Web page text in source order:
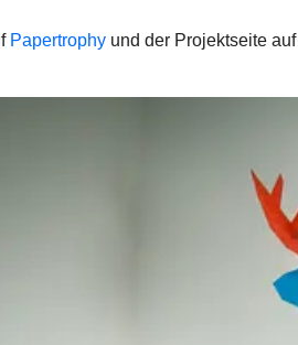
Papertrophy und der Projektseite auf